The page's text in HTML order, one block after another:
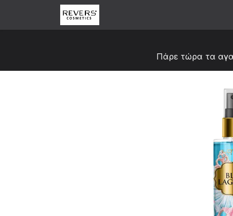
Πάρε τώρα τα